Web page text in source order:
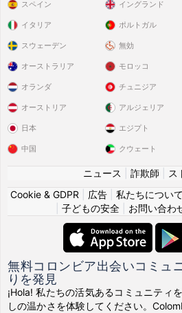
スペイン
イタリア
スウェーデン
イングランド
ポルトガル
無効
オーストラリア
オランダ
オーストリア
日本
中国
モロッコ
チュニジア
アルジェリア
エジプト
クウェート
ニュース 詐欺師 ス
Cookie & GDPR
広告 私たちについて
子どもの安全| お問い合わ
無料コロンビア出会いコミュ
りを発見
¡Hola! 私たちの活気あるコミュニティ
しの温かさを体験してください。